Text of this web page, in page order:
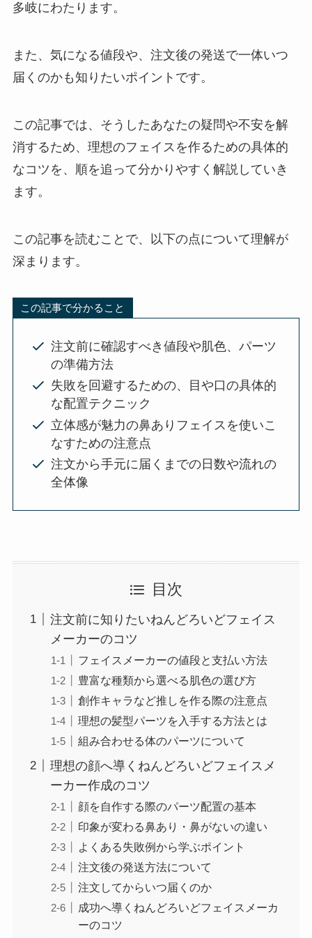
多岐にわたります。
また、気になる値段や、注文後の発送で一体いつ
届くのかも知りたいポイントです。
この記事では、そうしたあなたの疑問や不安を解
消するため、理想のフェイスを作るための具体的
なコツを、順を追って分かりやすく解説していき
ます。
この記事を読むことで、以下の点について理解が
深まります。
この記事で分かること
注文前に確認すべき値段や肌色、パーツ
の準備方法
失敗を回避するための、目や口の具体的
な配置テクニック
立体感が魅力の鼻ありフェイスを使いこ
なすための注意点
注文から手元に届くまでの日数や流れの
全体像
目次
注文前に知りたいねんどろいどフェイス
メーカーのコツ
フェイスメーカーの値段と支払い方法
豊富な種類から選べる肌色の選び方
創作キャラなど推しを作る際の注意点
理想の髪型パーツを入手する方法とは
組み合わせる体のパーツについて
理想の顔へ導くねんどろいどフェイスメ
ーカー作成のコツ
顔を自作する際のパーツ配置の基本
印象が変わる鼻あり・鼻がないの違い
よくある失敗例から学ぶポイント
注文後の発送方法について
注文してからいつ届くのか
成功へ導くねんどろいどフェイスメーカ
ーのコツ